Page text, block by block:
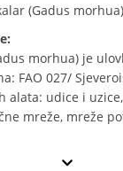
(Gadus
morhua) je
FAO 027/
alata: udice i
mreže, mreže